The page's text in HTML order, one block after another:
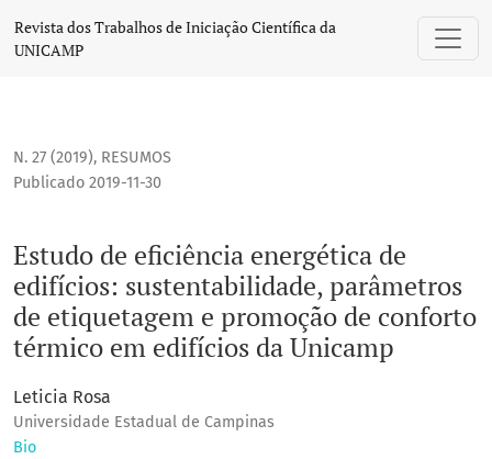
Estudo de eficiência energética de edifícios:
Revista dos Trabalhos de Iniciação Científica da
UNICAMP
N. 27 (2019), RESUMOS
Estudo de eficiência energética de
edifícios: sustentabilidade, parâmetros
de etiquetagem e promoção de conforto
térmico em edifícios da Unicamp
Publicado 2019-11-30
Leticia Rosa
Universidade Estadual de Campinas
Bio